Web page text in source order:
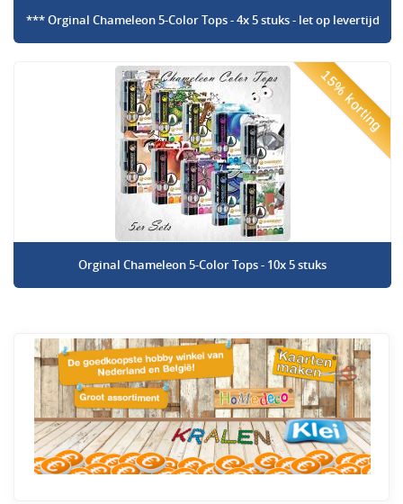
*** Orginal Chameleon 5-Color Tops - 4x 5 stuks - let op levertijd
15% korting
Orginal Chameleon 5-Color Tops - 10x 5 stuks